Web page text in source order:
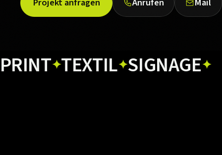
Projekt anfragen Anrufen Mail
✦TEXTIL✦SIGNAGE✦